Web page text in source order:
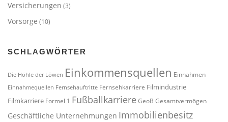
Versicherungen (3)
Vorsorge (10)
SCHLAGWÖRTER
Die Höhle der Löwen Einkommensquellen Einnahmen
Einnahmequellen Fernsehauftritte Fernsehkarriere Filmindustrie
Filmkarriere Formel 1 Fußballkarriere GeoB Gesamtvermögen
Geschäftliche Unternehmungen Immobilienbesitz